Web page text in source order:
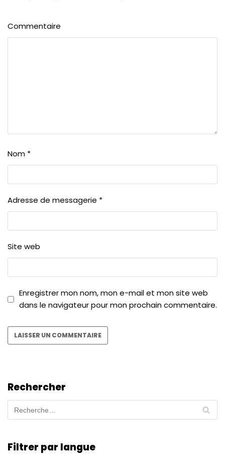
Commentaire
Nom *
Adresse de messagerie *
Site web
Enregistrer mon nom, mon e-mail et mon site web
dans le navigateur pour mon prochain commentaire.
Rechercher
Filtrer par langue